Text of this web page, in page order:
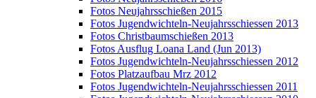
Fotos Neujahrsschießen 2015
Fotos Jugendwichteln-Neujahrsschiessen 2013
Fotos Christbaumschießen 2013
Fotos Ausflug Loana Land (Jun 2013)
Fotos Jugendwichteln-Neujahrsschiessen 2012
Fotos Platzaufbau Mrz 2012
Fotos Jugendwichteln-Neujahrsschiessen 2011